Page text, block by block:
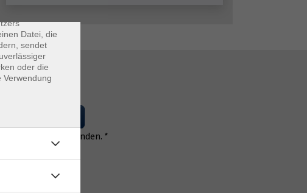
einverstanden. *
Datei, die
sendet
oder die
Verwendung